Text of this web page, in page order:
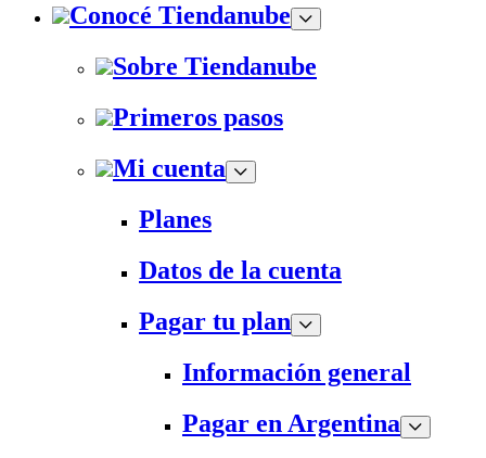
Conocé Tiendanube
Sobre Tiendanube
Primeros pasos
Mi cuenta
Planes
Datos de la cuenta
Pagar tu plan
Información general
Pagar en Argentina